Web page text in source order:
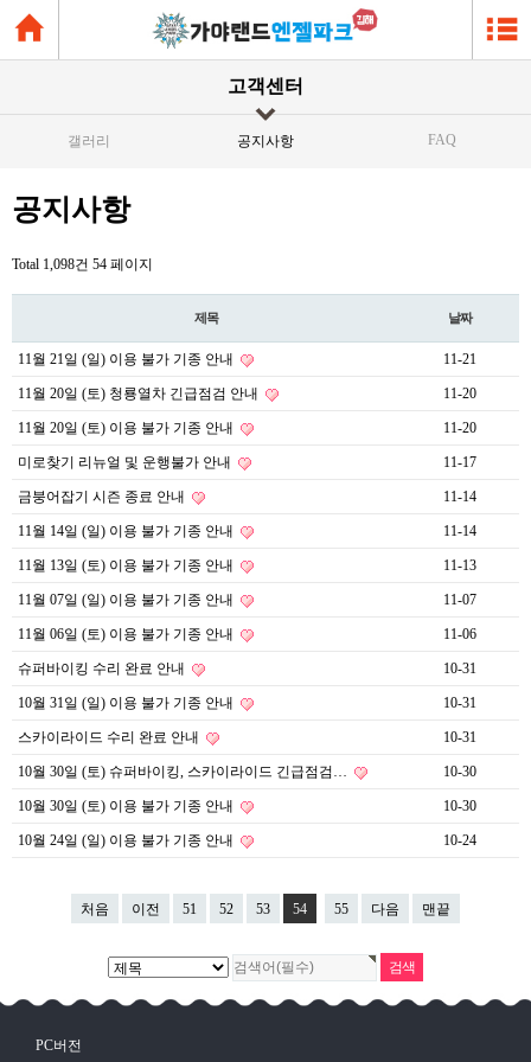
고객센터
갤러리 공지사항 FAQ
공지사항
Total 1,098건 54 페이지
제목 날짜
11월 21일 (일) 이용 불가 기종 안내 11-21
11월 20일 (토) 청룡열차 긴급점검 안내 11-20
11월 20일 (토) 이용 불가 기종 안내 11-20
미로찾기 리뉴얼 및 운행불가 안내 11-17
금붕어잡기 시즌 종료 안내 11-14
11월 14일 (일) 이용 불가 기종 안내 11-14
11월 13일 (토) 이용 불가 기종 안내 11-13
11월 07일 (일) 이용 불가 기종 안내 11-07
11월 06일 (토) 이용 불가 기종 안내 11-06
슈퍼바이킹 수리 완료 안내 10-31
10월 31일 (일) 이용 불가 기종 안내 10-31
스카이라이드 수리 완료 안내 10-31
10월 30일 (토) 슈퍼바이킹, 스카이라이드 긴급점검… 10-30
10월 30일 (토) 이용 불가 기종 안내 10-30
10월 24일 (일) 이용 불가 기종 안내 10-24
처음 이전 51 52 53 54 55 다음 맨끝
PC버전